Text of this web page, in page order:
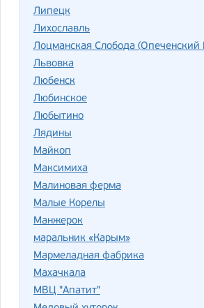
Липецк
Лихославль
Лоцманская Слобода (Опеченский
Львовка
Любенск
Любинское
Любытино
Лядины
Майкоп
Максимиха
Малиновая ферма
Малые Корелы
Манжерок
маральник «Карым»
Мармеладная фабрика
Махачкала
МВЦ "Апатит"